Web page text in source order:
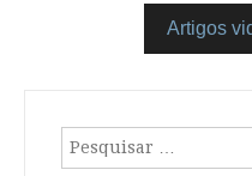
Artigos
Pesquisar
por: